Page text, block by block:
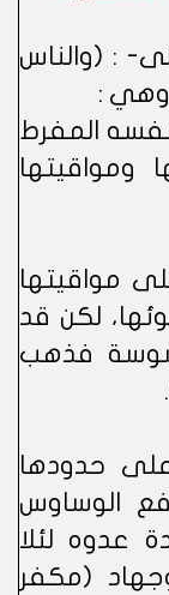
: (والناس
وهي :
المفرط
مواقيتها
لكن قد
فذهب
على حدودها
الوساوس
عدوه لئلا
(مكفر